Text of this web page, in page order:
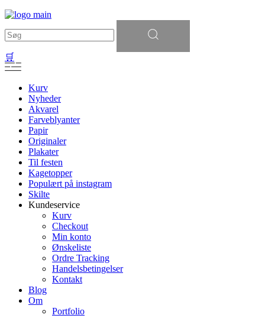
efter:
🛒
Kurv
Nyheder
Akvarel
Farveblyanter
Papir
Originaler
Plakater
Til festen
Kagetopper
Populært på instagram
Skilte
Kundeservice
Kurv
Checkout
Min konto
Ønskeliste
Ordre Tracking
Handelsbetingelser
Kontakt
Blog
Om
Portfolio